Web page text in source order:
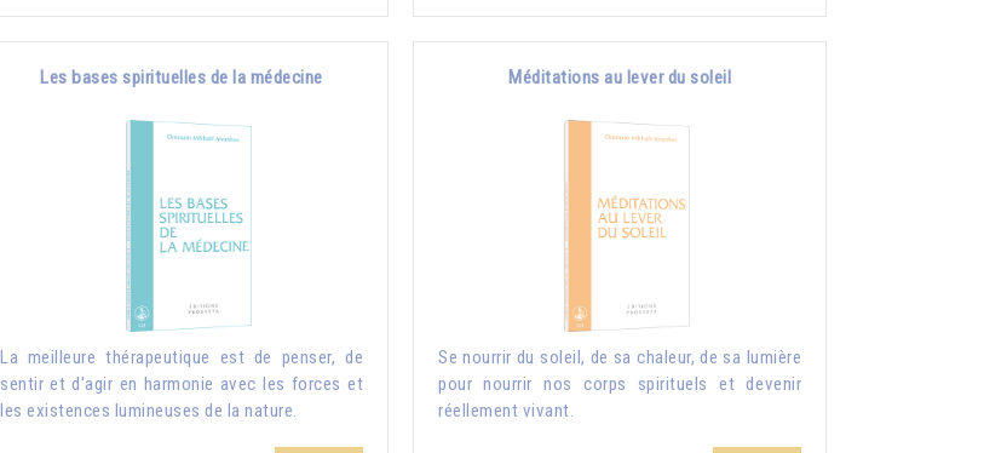
Les bases spirituelles de la médecine
La meilleure thérapeutique est de penser, de
sentir et d'agir en harmonie avec les forces et
les existences lumineuses de la nature.
Méditations au lever du soleil
Se nourrir du soleil, de sa chaleur, de sa lumière
pour nourrir nos corps spirituels et devenir
réellement vivant.